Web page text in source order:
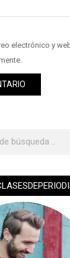
electrónico y